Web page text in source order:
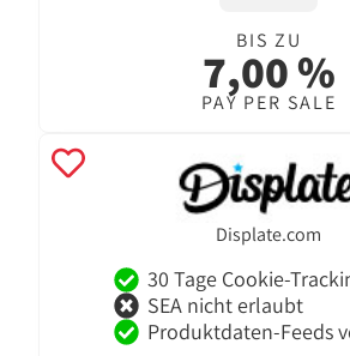
BIS ZU
7,00 %
PAY PER SALE
Displate.com
30 Tage Cookie-
SEA nicht erlaubt
Produktdaten-Feeds